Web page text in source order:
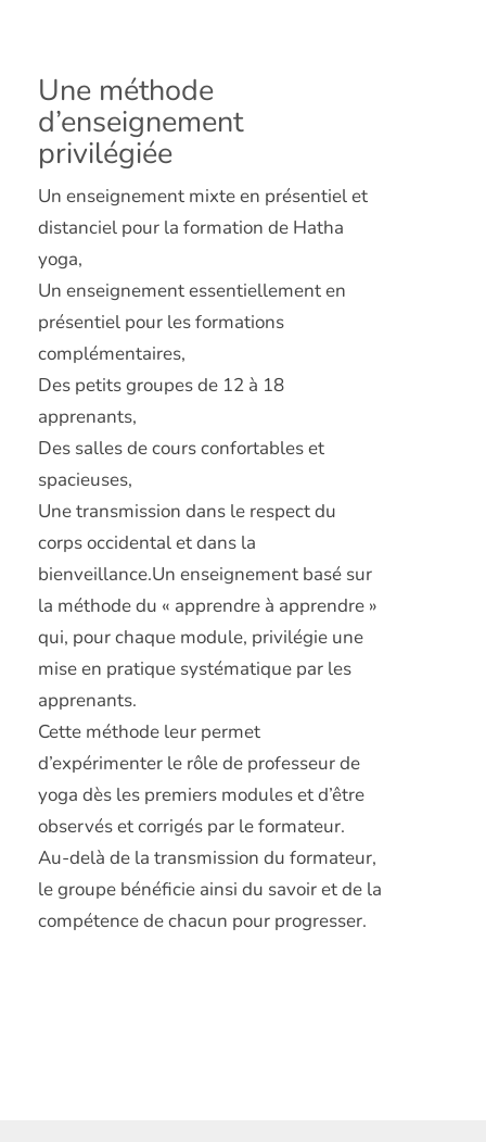
Une méthode
d’enseignement
privilégiée
Un enseignement mixte en présentiel et
distanciel pour la formation de Hatha
yoga,
Un enseignement essentiellement en
présentiel pour les formations
complémentaires,
Des petits groupes de 12 à 18
apprenants,
Des salles de cours confortables et
spacieuses,
Une transmission dans le respect du
corps occidental et dans la
bienveillance.Un enseignement basé sur
la méthode du « apprendre à apprendre »
qui, pour chaque module, privilégie une
mise en pratique systématique par les
apprenants.
Cette méthode leur permet
d’expérimenter le rôle de professeur de
yoga dès les premiers modules et d’être
observés et corrigés par le formateur.
Au-delà de la transmission du formateur,
le groupe bénéficie ainsi du savoir et de la
compétence de chacun pour progresser.